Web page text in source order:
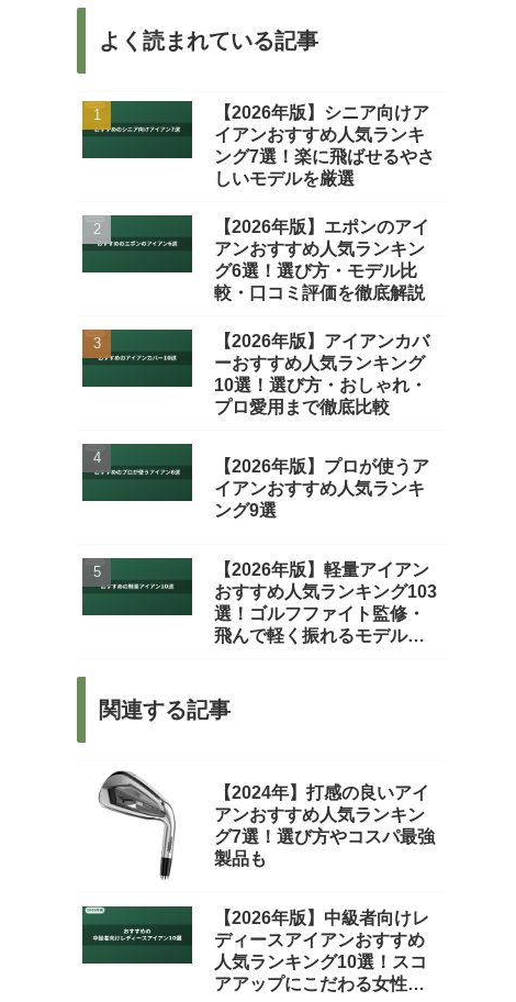
よく読まれている記事
【2026年版】シニア向けア
イアンおすすめ人気ランキ
ング7選！楽に飛ばせるやさ
しいモデルを厳選
【2026年版】エポンのアイ
アンおすすめ人気ランキン
グ6選！選び方・モデル比
較・口コミ評価を徹底解説
【2026年版】アイアンカバ
ーおすすめ人気ランキング
10選！選び方・おしゃれ・
プロ愛用まで徹底比較
【2026年版】プロが使うア
イアンおすすめ人気ランキ
ング9選
【2026年版】軽量アイアン
おすすめ人気ランキング103
選！ゴルフファイト監修・
飛んで軽く振れるモデルを
関連する記事
【2024年】打感の良いアイ
アンおすすめ人気ランキン
グ7選！選び方やコスパ最強
製品も
【2026年版】中級者向けレ
ディースアイアンおすすめ
人気ランキング10選！スコ
アアップにこだわる女性ゴ